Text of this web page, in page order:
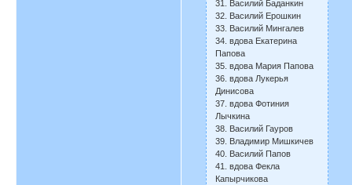
31. Василий Баданкин
32. Василий Ерошкин
33. Василий Мингалев
34. вдова Екатерина
Папова
35. вдова Мария Папова
36. вдова Лукерья
Динисова
37. вдова Фотиния
Лычкина
38. Василий Гауров
39. Владимир Мишкичев
40. Василий Папов
41. вдова Фекла
Капырчикова